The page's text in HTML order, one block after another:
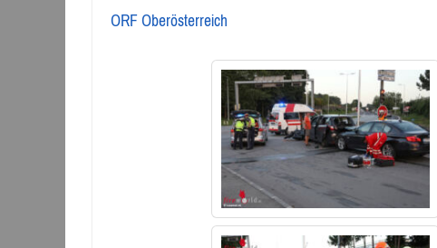
ORF Oberösterreich